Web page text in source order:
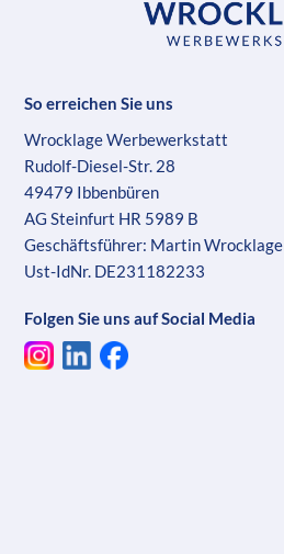
So erreichen Sie uns
Wrocklage Werbewerkstatt
Rudolf-Diesel-Str. 28
49479 Ibbenbüren
AG Steinfurt HR 5989 B
Geschäftsführer: Martin Wrocklage
Ust-IdNr. DE231182233
Folgen Sie uns auf Social Media